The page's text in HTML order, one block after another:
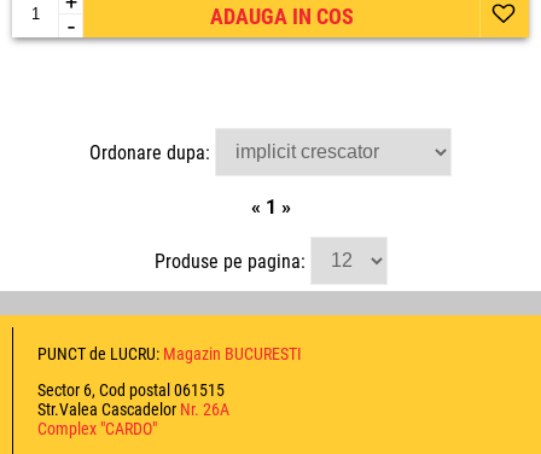
- ADAUGA IN COS
Ordonare dupa:
« 1 »
Produse pe pagina:
PUNCT de LUCRU: Magazin BUCURESTI
Sector 6, Cod postal 061515
Str.Valea Cascadelor Nr. 26A
Complex "CARDO"